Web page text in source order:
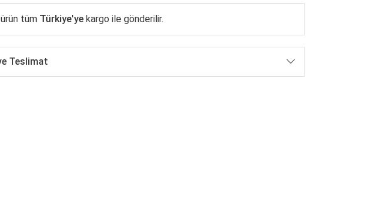
ürün tüm Türkiye'ye kargo ile gönderilir.
Teslimat